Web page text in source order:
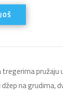
tregerima
na grudima,